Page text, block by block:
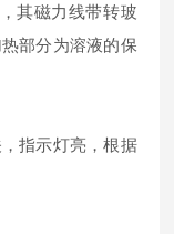
其磁力线带转玻
部分为溶液的保
指示灯亮，根据